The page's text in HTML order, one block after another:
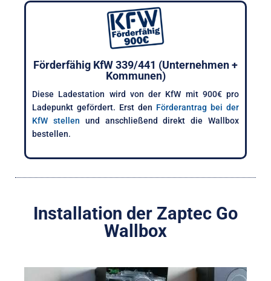
Förderfähig KfW 339/441 (Unternehmen +
Kommunen)
Diese Ladestation wird von der KfW mit 900€ pro
Ladepunkt gefördert. Erst den Förderantrag bei der
KfW stellen und anschließend direkt die Wallbox
bestellen.
Installation der Zaptec Go
Wallbox